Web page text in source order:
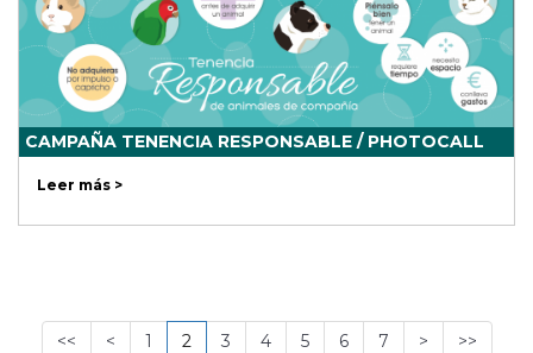
CAMPAÑA TENENCIA RESPONSABLE / PHOTOCALL
Leer más >
<< < 1 2 3 4 5 6 7 > >>